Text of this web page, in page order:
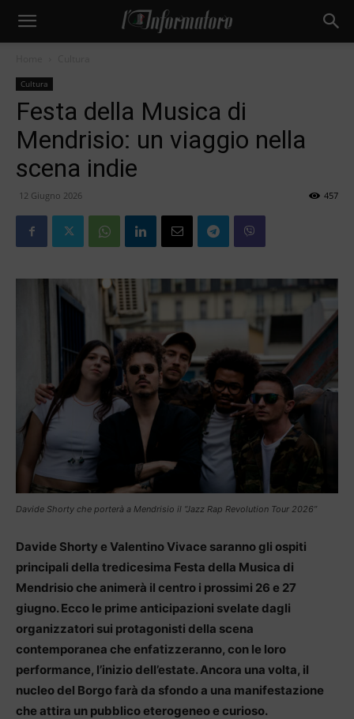
Cultura
Festa della Musica di
Mendrisio: un viaggio nella
scena indie
12 Giugno 2026 457
Davide Shorty che porterà a Mendrisio il “Jazz Rap Revolution Tour 2026”
Davide Shorty e Valentino Vivace saranno gli ospiti
principali della tredicesima Festa della Musica di
Mendrisio che animerà il centro i prossimi 26 e 27
giugno. Ecco le prime anticipazioni svelate dagli
organizzatori sui protagonisti della scena
contemporanea che enfatizzeranno, con le loro
performance, l’inizio dell’estate. Ancora una volta, il
nucleo del Borgo farà da sfondo a una manifestazione
che attira un pubblico eterogeneo e curioso.